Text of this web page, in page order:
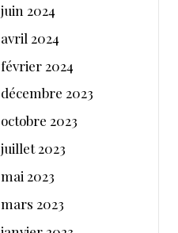
juin 2024
avril 2024
février 2024
décembre 2023
octobre 2023
juillet 2023
mai 2023
mars 2023